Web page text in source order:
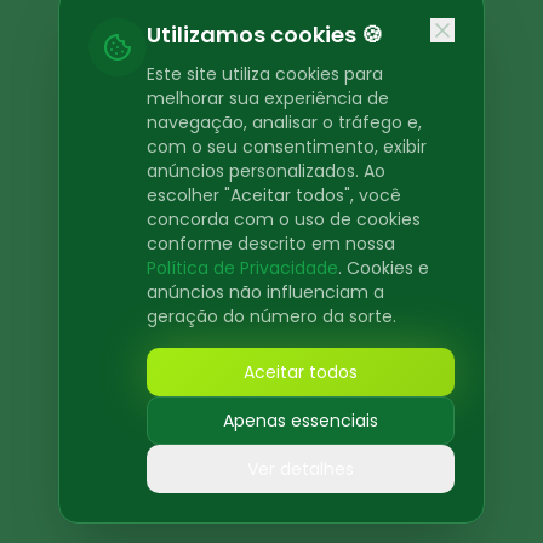
Return to Home
Utilizamos cookies 🍪
Este site utiliza cookies para
melhorar sua experiência de
navegação, analisar o tráfego e,
com o seu consentimento, exibir
anúncios personalizados. Ao
escolher "Aceitar todos", você
concorda com o uso de cookies
conforme descrito em nossa
Política de Privacidade. Cookies e
anúncios não influenciam a
geração do número da sorte.
Aceitar todos
Apenas essenciais